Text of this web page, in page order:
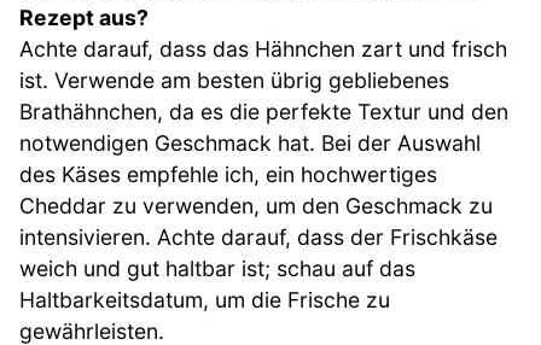
Rezept aus?
Achte darauf, dass das Hähnchen zart und frisch
ist. Verwende am besten übrig gebliebenes
Brathähnchen, da es die perfekte Textur und den
notwendigen Geschmack hat. Bei der Auswahl
des Käses empfehle ich, ein hochwertiges
Cheddar zu verwenden, um den Geschmack zu
intensivieren. Achte darauf, dass der Frischkäse
weich und gut haltbar ist; schau auf das
Haltbarkeitsdatum, um die Frische zu
gewährleisten.